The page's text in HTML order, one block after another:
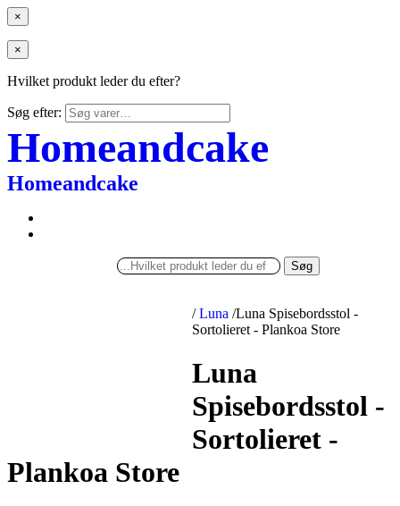
×
×
Hvilket produkt leder du efter?
Søg efter:
Homeandcake
Homeandcake
Søg
/ Luna /Luna Spisebordsstol -
Sortolieret - Plankoa Store
Luna
Spisebordsstol -
Sortolieret -
Plankoa Store